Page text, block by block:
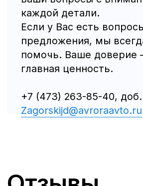
Представленные на сайте материалы и
условия носят исключительно
информационный характер и не являются
публичной офертой, определяемой
положениями ст. 437 Гражданского кодекса
обращайтесь к нашим специалистам.
© Группа компаний «А-Драйв» 2003 - 2026